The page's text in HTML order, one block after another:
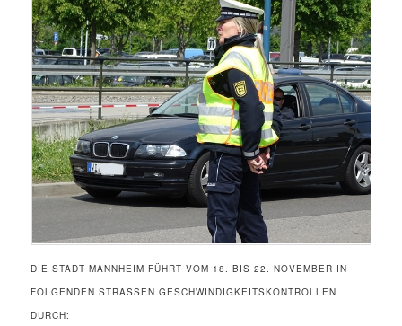
DIE STADT MANNHEIM FÜHRT VOM 18. BIS 22. NOVEMBER IN
FOLGENDEN STRASSEN GESCHWINDIGKEITSKONTROLLEN D
URCH: